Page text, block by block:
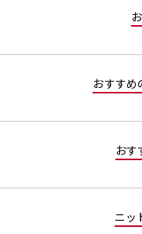
おすすめ
おす
ニッ